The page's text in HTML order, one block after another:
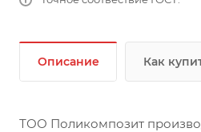
Описание Как
ТОО Поликомпозит